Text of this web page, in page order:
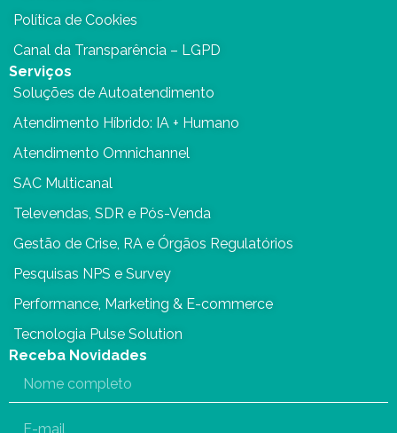
Política de Cookies
Canal da Transparência – LGPD
Serviços
Soluções de Autoatendimento
Atendimento Híbrido: IA + Humano
Atendimento Omnichannel
SAC Multicanal
Televendas, SDR e Pós-Venda
Gestão de Crise, RA e Órgãos Regulatórios
Pesquisas NPS e Survey
Performance, Marketing & E-commerce
Tecnologia Pulse Solution
Receba Novidades